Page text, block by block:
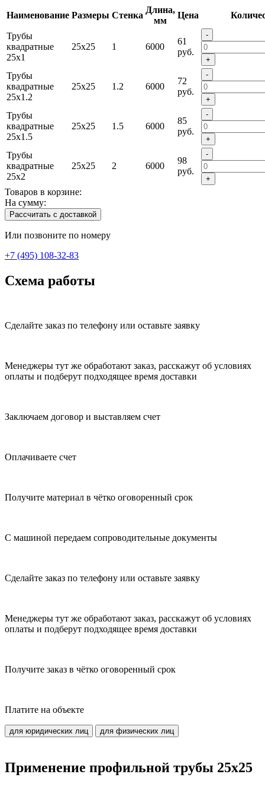
Наименование Размеры Стенка
Длина,
мм
Цена
Трубы
квадратные
25х1
25x25 1 6000
61
руб.
-
+
Трубы
квадратные
25х1.2
25x25 1.2 6000
72
руб.
-
+
Трубы
квадратные
25х1.5
25x25 1.5 6000
85
руб.
-
+
Трубы
квадратные
25х2
25x25 2 6000
98
руб.
-
+
Товаров в корзине:
На сумму:
Рассчитать с доставкой
Или позвоните по номеру
+7 (495) 108-32-83
Схема работы
Сделайте заказ по телефону или оставьте заявку
Менеджеры тут же обработают заказ, расскажут об условиях
оплаты и подберут подходящее время доставки
Заключаем договор и выставляем счет
Оплачиваете счет
Получите материал в чётко оговоренный срок
С машиной передаем сопроводительные документы
Сделайте заказ по телефону или оставьте заявку
Менеджеры тут же обработают заказ, расскажут об условиях
оплаты и подберут подходящее время доставки
Получите заказ в чётко оговоренный срок
Платите на объекте
для юридических лиц для физических лиц
Применение профильной трубы 25x25